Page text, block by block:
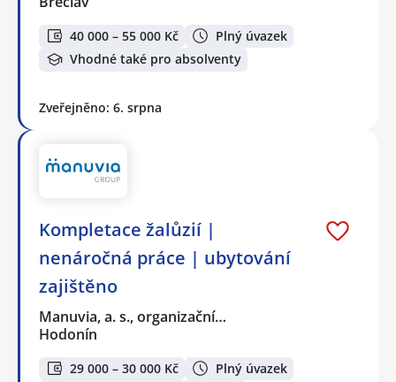
40 000 – 55 000 Kč
Plný úvazek
Vhodné také pro absolventy
Zveřejněno: 6. srpna
Kompletace žalůzií |
nenáročná práce | ubytování
zajištěno
Manuvia, a. s., organizační…
Hodonín
29 000 – 30 000 Kč
Plný úvazek